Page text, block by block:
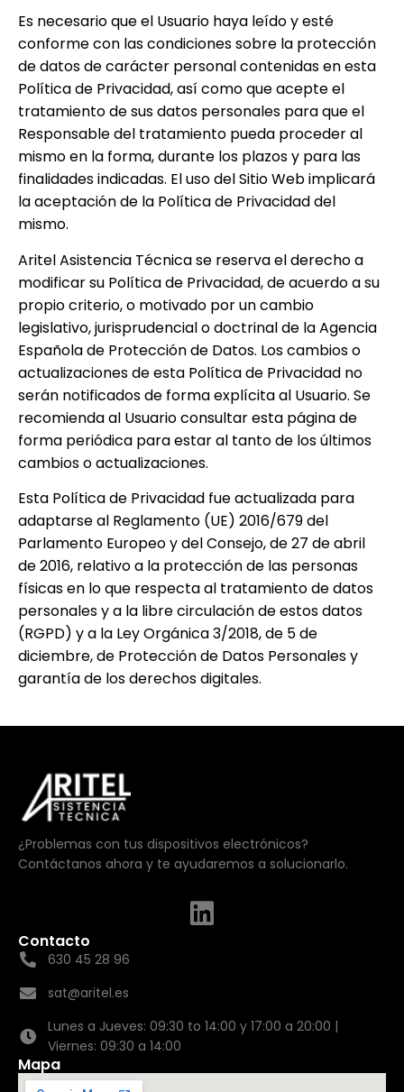
Es necesario que el Usuario haya leído y esté
conforme con las condiciones sobre la protección
de datos de carácter personal contenidas en esta
Política de Privacidad, así como que acepte el
tratamiento de sus datos personales para que el
Responsable del tratamiento pueda proceder al
mismo en la forma, durante los plazos y para las
finalidades indicadas. El uso del Sitio Web implicará
la aceptación de la Política de Privacidad del
mismo.
Aritel Asistencia Técnicase reserva el derecho a
modificar su Política de Privacidad, de acuerdo a su
propio criterio, o motivado por un cambio
legislativo, jurisprudencial o doctrinal de la Agencia
Española de Protección de Datos. Los cambios o
actualizaciones de esta Política de Privacidad no
serán notificados de forma explícita al Usuario. Se
recomienda al Usuario consultar esta página de
forma periódica para estar al tanto de los últimos
cambios o actualizaciones.
Esta Política de Privacidad fue actualizada para
adaptarse al Reglamento (UE) 2016/679 del
Parlamento Europeo y del Consejo, de 27 de abril
de 2016, relativo a la protección de las personas
físicas en lo que respecta al tratamiento de datos
personales y a la libre circulación de estos datos
(RGPD) y a la Ley Orgánica 3/2018, de 5 de
diciembre, de Protección de Datos Personales y
garantía de los derechos digitales.
¿Problemas con tus dispositivos electrónicos?
Contáctanos ahora y te ayudaremos a solucionarlo.
Contacto
630 45 28 96
sat@aritel.es
Lunes a Jueves: 09:30 to 14:00 y 17:00 a 20:00 |
Viernes: 09:30 a 14:00
Mapa